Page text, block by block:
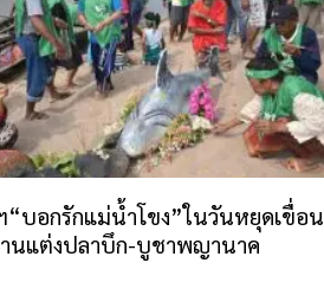
บอกรักแม่น้ำโขง”ในวันหยุดเขื่อน
านแต่งปลาบึก-บูชาพญานาค